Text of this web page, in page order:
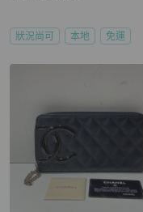
狀況尚可 本地 免運